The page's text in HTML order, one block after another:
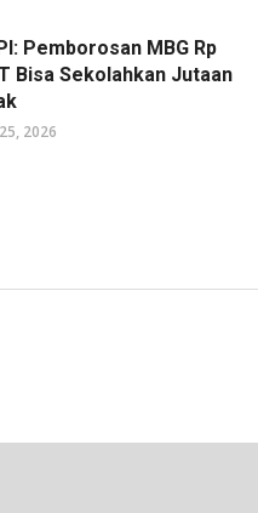
Pemborosan MBG Rp
Bisa Sekolahkan Jutaan
2026